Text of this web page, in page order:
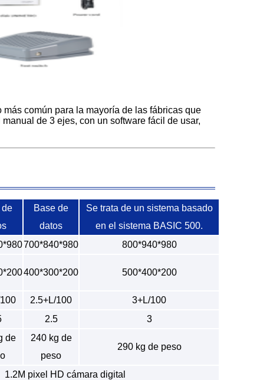
común para la mayoría de las fábricas que
de 3 ejes, con un software fácil de usar,
de
Base de
datos
Se trata de un sistema basado
en el sistema BASIC 500.
700*840*980
800*940*980
400*300*200 500*400*200
2.5+L/100
3+L/100
2.5 3
de
240 kg de
peso
290 kg de peso
1.2M pixel HD cámara digital